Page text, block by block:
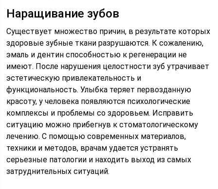
Наращивание зубов
Существует множество причин, в результате которых
здоровые зубные ткани разрушаются. К сожалению,
эмаль и дентин способностью к регенерации не
имеют. После нарушения целостности зуб утрачивает
эстетическую привлекательность и
функциональность. Улыбка теряет первозданную
красоту, у человека появляются психологические
комплексы и проблемы со здоровьем. Исправить
ситуацию можно прибегнув к стоматологическому
лечению. С помощью современных материалов,
техники и методов, врачам удается устранять
серьезные патологии и находить выход из самых
затруднительных ситуаций.